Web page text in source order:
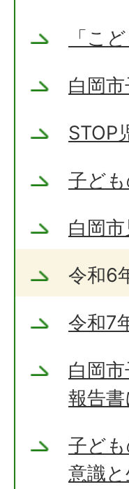
「こ
白岡
STOP
子ど
白岡
令和6
令和7
白岡
報告
子ど
意識